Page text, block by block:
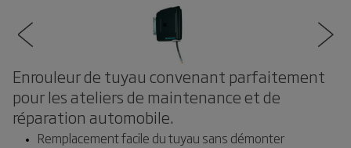
Enrouleur de tuyau convenant parfaitement
pour les ateliers de maintenance et de
réparation automobile.
Remplacement facile du tuyau sans démonter